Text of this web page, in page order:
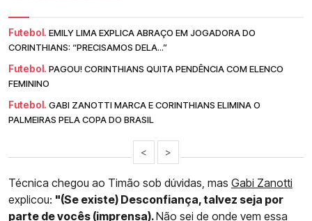
Futebol. EMILY LIMA EXPLICA ABRAÇO EM JOGADORA DO
CORINTHIANS: “PRECISAMOS DELA...”
Futebol. PAGOU! CORINTHIANS QUITA PENDÊNCIA COM ELENCO
FEMININO
Futebol. GABI ZANOTTI MARCA E CORINTHIANS ELIMINA O
PALMEIRAS PELA COPA DO BRASIL
< >
Técnica chegou ao Timão sob dúvidas, mas Gabi Zanotti
explicou: "(Se existe) Desconfiança, talvez seja por
parte de vocês (imprensa).Não sei de onde vem essa